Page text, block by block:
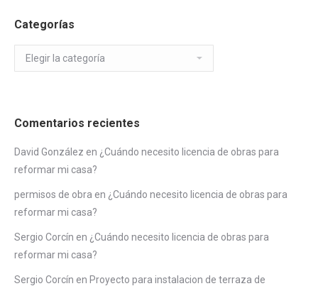
Categorías
Categorías
Comentarios recientes
David González en ¿Cuándo necesito licencia de obras para
reformar mi casa?
permisos de obra en ¿Cuándo necesito licencia de obras para
reformar mi casa?
Sergio Corcín en ¿Cuándo necesito licencia de obras para
reformar mi casa?
Sergio Corcín en Proyecto para instalacion de terraza de